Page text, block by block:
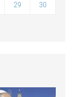
29 30